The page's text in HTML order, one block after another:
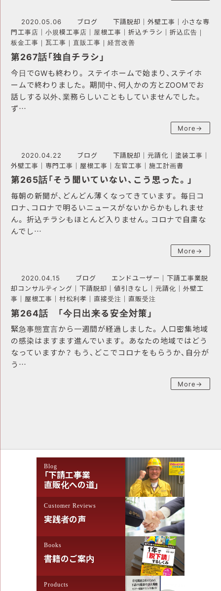
2020.05.06 ブログ 下請脱却 ｜ 外壁工事 ｜ 小さな専
門工事店 ｜小規模工事店 ｜ 屋根工事 ｜折込チラシ ｜折込広告 ｜
板金工事 ｜ 瓦工事 ｜直販工事 ｜経営改善
第267話「独自チラシ」
今日でGWも終わり。 ステイホームで始まり、ステイホ
ームで終わりました。 期間中、何人かの方とZOOMでお
話しする以外、業務らしいこともしていませんでした。
ず…
More→
2020.04.22 ブログ 下請脱却 ｜ 元請化 ｜ 塗装工事 ｜
外壁工事 ｜ 専門工事 ｜ 屋根工事 ｜ 左官工事 ｜施工計画書
第265話「そう聞いていない、こう思った。」
毎朝の新聞が、どんどん薄くなってきています。 毎日コ
ロナ、コロナで明るいニュースがないからかもしれませ
ん。 折込チラシもほとんど入りません。コロナで自粛な
んでし…
More→
2020.04.15 ブログ エンドユーザー ｜ 下請工事業脱
却コンサルティング ｜ 下請脱却 ｜値引きなし ｜元請化 ｜外壁工
事 ｜ 屋根工事 ｜村松利孝 ｜ 直接受注 ｜ 直販受注
第264話 「今日出来る安全対策」
緊急事態宣言から一週間が経過しました。 人口密集地域
の感染はますます進んでいます。 あなたの地域ではどう
なっていますか？ もう、どこでコロナをもらうか、自分が
う…
More→
Blog
「下請工事業
直販化への道」
Customer Reviews
実践者の声
Books
書籍のご案内
Products